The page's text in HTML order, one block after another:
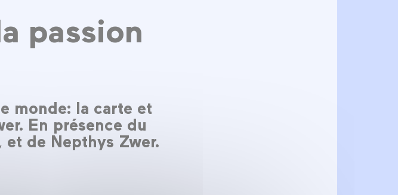
passion
monde: la carte et
En présence du
et de Nepthys Zwer.